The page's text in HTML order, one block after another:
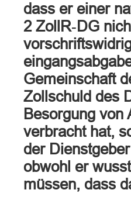
dass er einer
2 ZollR‑DG
Gemeinschaft
Zollschuld des
Besorgung von
verbracht hat,
der
obwohl er
müssen, dass